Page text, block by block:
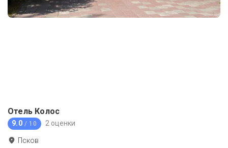
Отель Колос
9.0 / 10 2 оценки
Псков